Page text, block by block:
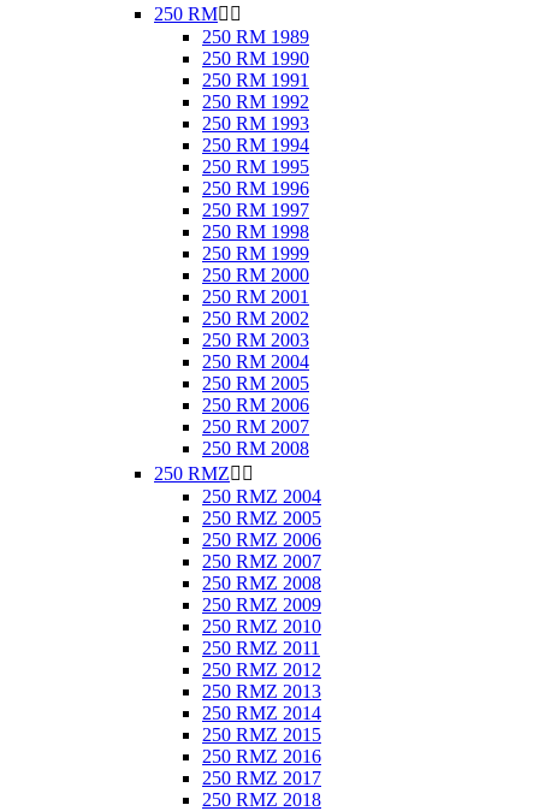
250 RM 
250 RM 1989
250 RM 1990
250 RM 1991
250 RM 1992
250 RM 1993
250 RM 1994
250 RM 1995
250 RM 1996
250 RM 1997
250 RM 1998
250 RM 1999
250 RM 2000
250 RM 2001
250 RM 2002
250 RM 2003
250 RM 2004
250 RM 2005
250 RM 2006
250 RM 2007
250 RM 2008
250 RMZ 
250 RMZ 2004
250 RMZ 2005
250 RMZ 2006
250 RMZ 2007
250 RMZ 2008
250 RMZ 2009
250 RMZ 2010
250 RMZ 2011
250 RMZ 2012
250 RMZ 2013
250 RMZ 2014
250 RMZ 2015
250 RMZ 2016
250 RMZ 2017
250 RMZ 2018